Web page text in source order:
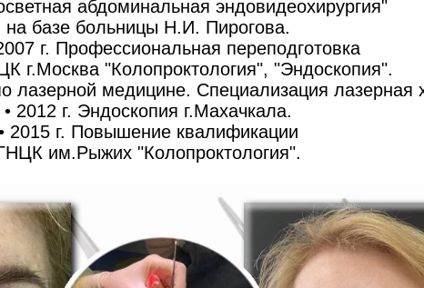
абдоминальная эндовидеохирургия"
на базе больницы Н.И. Пирогова.
г. Профессиональная переподготовка
г.Москва "Колопроктология", "Эндоскопия".
лазерной медицине. Специализация лазерная
• 2012 г. Эндоскопия г.Махачкала.
2015 г. Повышение квалификации
им.Рыжих "Колопроктология".